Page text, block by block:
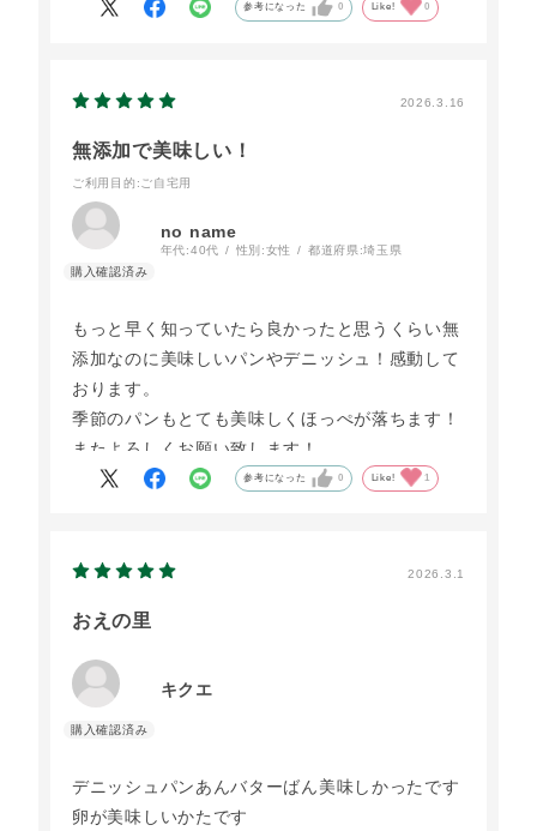
参考になった 0 Like! 0
2026.3.16
無添加で美味しい！
ご利用目的 :ご自宅用
no name
年代:40代 性別:女性 都道府県:埼玉県
もっと早く知っていたら良かったと思うくらい無
添加なのに美味しいパンやデニッシュ！感動して
おります。
季節のパンもとても美味しくほっぺが落ちます！
またよろしくお願い致します！
参考になった 0 Like! 1
2026.3.1
おえの里
キクエ
デニッシュパンあんバターばん美味しかったです
卵が美味しいかたです